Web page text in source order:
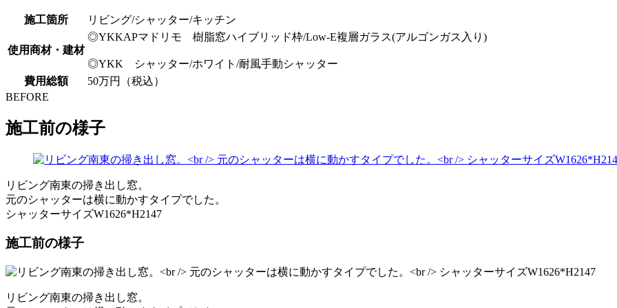
施工箇所 リビング/シャッター/キッチン
使用商材・建材
◎YKKAPマドリモ 樹脂窓ハイブリッド枠/Low-E複層ガラス(アルゴンガス入り)
◎YKK シャッター/ホワイト/耐風手動シャッター
費用総額
50万円（税込）
BEFORE
施工前の様子
リビング南東の掃き出し窓。
元のシャッターは横に動かすタイプでした。
シャッターサイズW1626*H2147
施工前の様子
リビング南東の掃き出し窓。